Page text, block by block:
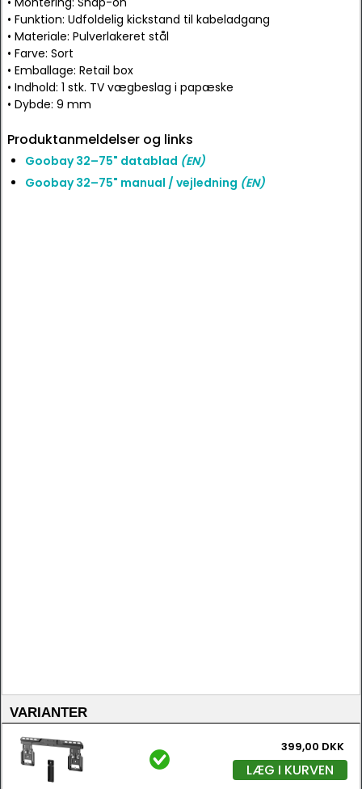
• Funktion: Udfoldelig kickstand til kabeladgang
• Materiale: Pulverlakeret stål
• Farve: Sort
• Emballage: Retail box
• Indhold: 1 stk. TV vægbeslag i papæske
• Dybde: 9 mm
Produktanmeldelser og links
Goobay 32–75" datablad (EN)
Goobay 32–75" manual / vejledning (EN)
VARIANTER
399,00 DKK
LÆG I KURVEN